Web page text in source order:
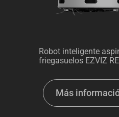
Robot inteligente
friegasuelos EZVIZ
Más